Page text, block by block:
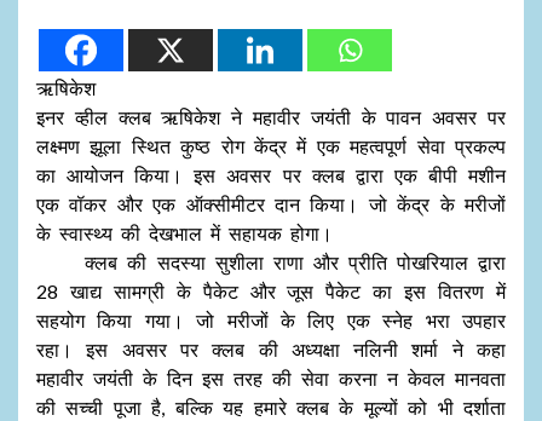
ऋषिकेश
इनर व्हील क्लब ऋषिकेश ने महावीर जयंती के पावन अवसर पर
लक्ष्मण झूला स्थित कुष्ठ रोग केंद्र में एक महत्वपूर्ण सेवा प्रकल्प
का आयोजन किया। इस अवसर पर क्लब द्वारा एक बीपी मशीन
एक वॉकर और एक ऑक्सीमीटर दान किया। जो केंद्र के मरीजों
के स्वास्थ्य की देखभाल में सहायक होगा।
क्लब की सदस्या सुशीला राणा और प्रीति पोखरियाल द्वारा
28 खाद्य सामग्री के पैकेट और जूस पैकेट का इस वितरण में
सहयोग किया गया। जो मरीजों के लिए एक स्नेह भरा उपहार
रहा। इस अवसर पर क्लब की अध्यक्षा नलिनी शर्मा ने कहा
महावीर जयंती के दिन इस तरह की सेवा करना न केवल मानवता
की सच्ची पूजा है, बल्कि यह हमारे क्लब के मूल्यों को भी दर्शाता